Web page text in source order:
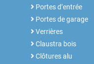
Portes d’entrée
Portes de garage
Verrières
Claustra bois
Clôtures alu